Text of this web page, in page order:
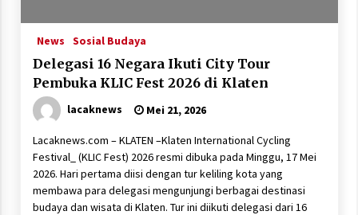
News Sosial Budaya
Delegasi 16 Negara Ikuti City Tour
Pembuka KLIC Fest 2026 di Klaten
lacaknews Mei 21, 2026
Lacaknews.com – KLATEN –Klaten International Cycling
Festival_ (KLIC Fest) 2026 resmi dibuka pada Minggu, 17 Mei
2026. Hari pertama diisi dengan tur keliling kota yang
membawa para delegasi mengunjungi berbagai destinasi
budaya dan wisata di Klaten. Tur ini diikuti delegasi dari 16